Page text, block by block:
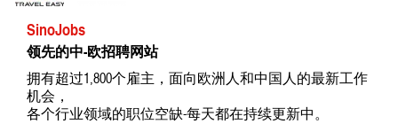
SinoJobs
领先的中-欧招聘网站
拥有超过1,800个雇主，面向欧洲人和中国人的最新工作
机会，
各个行业领域的职位空缺-每天都在持续更新中。